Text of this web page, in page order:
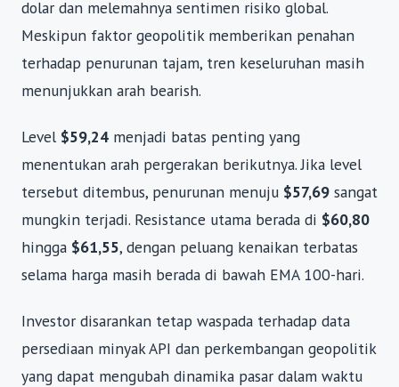
dolar dan melemahnya sentimen risiko global.
Meskipun faktor geopolitik memberikan penahan
terhadap penurunan tajam, tren keseluruhan masih
menunjukkan arah bearish.
Level $59,24 menjadi batas penting yang
menentukan arah pergerakan berikutnya. Jika level
tersebut ditembus, penurunan menuju $57,69 sangat
mungkin terjadi. Resistance utama berada di $60,80
hingga $61,55, dengan peluang kenaikan terbatas
selama harga masih berada di bawah EMA 100-hari.
Investor disarankan tetap waspada terhadap data
persediaan minyak API dan perkembangan geopolitik
yang dapat mengubah dinamika pasar dalam waktu